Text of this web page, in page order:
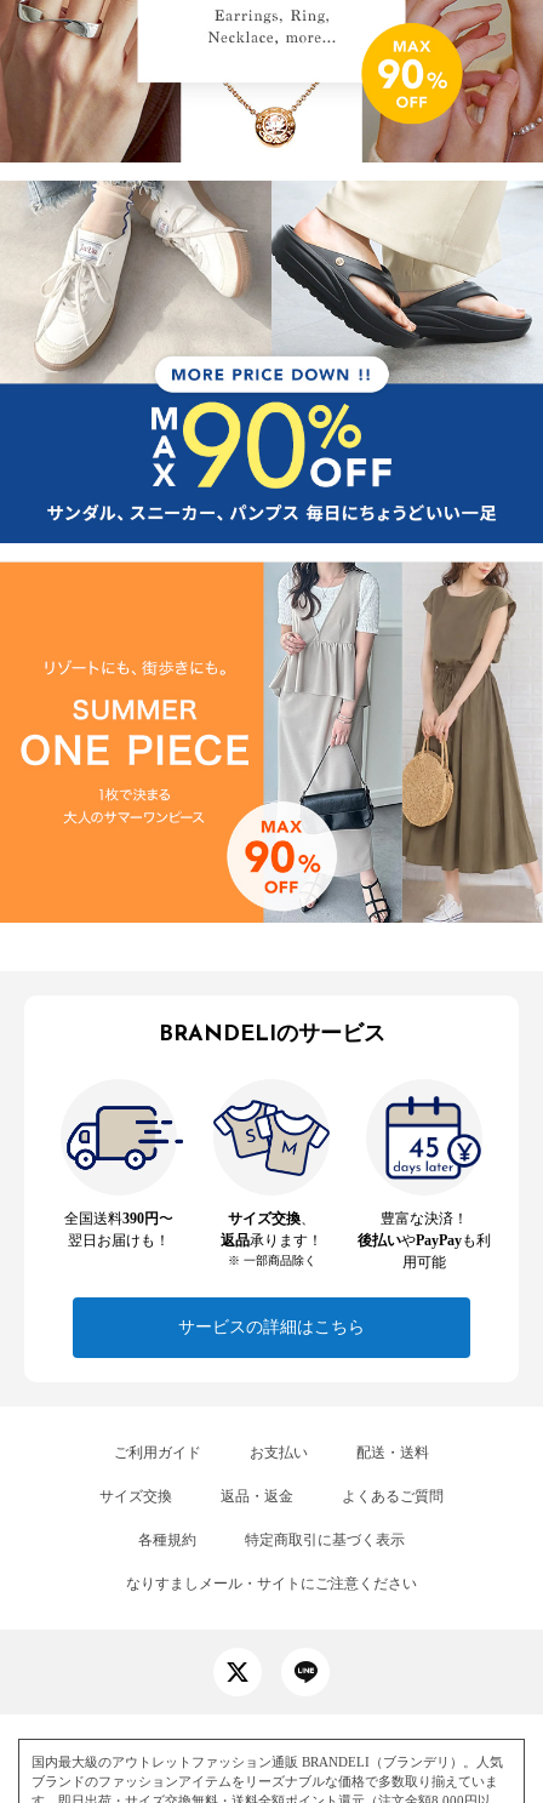
BRANDELIのサービス
全国送料390円〜
翌日お届けも！
サイズ交換、
返品承ります！
※ 一部商品除く
豊富な決済！
後払いやPayPayも利
用可能
サービスの詳細はこちら
ご利用ガイド お支払い 配送・送料
サイズ交換 返品・返金 よくあるご質問
各種規約 特定商取引に基づく表示
なりすましメール・サイトにご注意ください
国内最大級のアウトレットファッション通販 BRANDELI（ブランデリ）。人気
ブランドのファッションアイテムをリーズナブルな価格で多数取り揃えていま